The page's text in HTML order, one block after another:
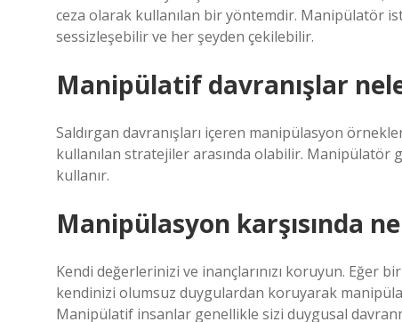
ceza olarak kullanılan bir yöntemdir. Manipülatör
sessizleşebilir ve her şeyden çekilebilir.
Manipülatif davranışlar
Saldırgan davranışları içeren manipülasyon
kullanılan stratejiler arasında olabilir.
kullanır.
Manipülasyon karşısında
Kendi değerlerinizi ve inançlarınızı koruyun. Eğer
kendinizi olumsuz duygulardan koruyarak
Manipülatif insanlar genellikle sizi duygusal